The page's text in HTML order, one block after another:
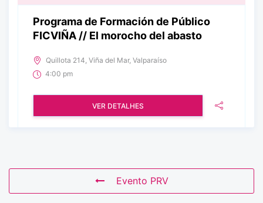
Programa de Formación de Público
FICVIÑA // El morocho del abasto
Quillota 214, Viña del Mar, Valparaíso
4:00 pm
VER DETALHES
Evento PRV